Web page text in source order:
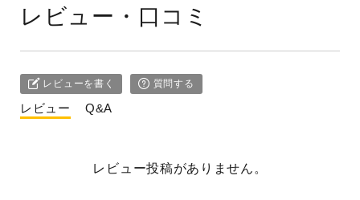
レビュー・口コミ
レビューを書く 質問する
レビュー Q&A
レビュー投稿がありません。